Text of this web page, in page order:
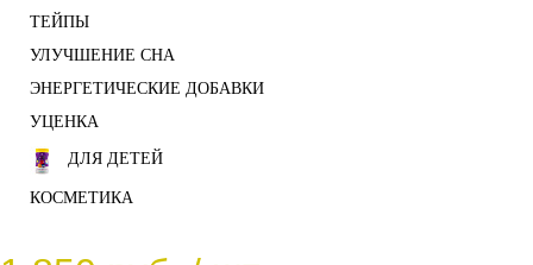
ТЕЙПЫ
УЛУЧШЕНИЕ СНА
ЭНЕРГЕТИЧЕСКИЕ ДОБАВКИ
УЦЕНКА
ДЛЯ ДЕТЕЙ
КОСМЕТИКА